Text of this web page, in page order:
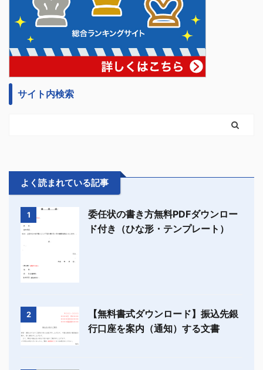
サイト内検索
よく読まれている記事
1
委任状の書き方無料PDFダウンロー
ド付き（ひな形・テンプレート）
2
【無料書式ダウンロード】振込先銀
行口座を案内（通知）する文書